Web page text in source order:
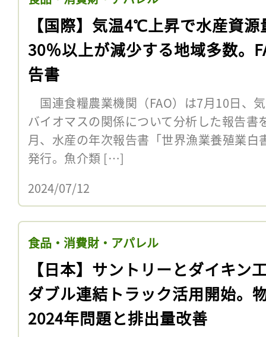
【国際】気温4℃上昇で水産資源
30％以上が減少する地域多数。
告書
国連食糧農業機関（FAO）は7月10日、
バイオマスの関係について分析した報告書
月、水産の年次報告書「世界漁業養殖業白
発行。魚介類 […]
2024/07/12
食品・消費財・アパレル
【日本】サントリーとダイキン
ダブル連結トラック活用開始。
2024年問題と排出量改善